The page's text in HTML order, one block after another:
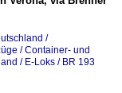
/
/ Container- und
/ E-Loks / BR 193